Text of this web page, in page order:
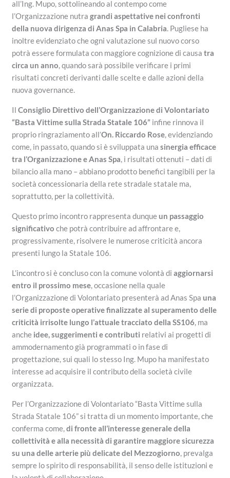
all’Ing. Mupo, sottolineando al contempo come
l’Organizzazione nutragrandi aspettative nei confronti
della nuova dirigenza di Anas Spa in Calabria. Pugliese ha
inoltre evidenziato che ogni valutazione sul nuovo corso
potrà essere formulata con maggiore cognizione di causatra
circa un anno, quando sarà possibile verificare i primi
risultati concreti derivanti dalle scelte e dalle azioni della
nuova governance.
IlConsiglio Direttivo dell’Organizzazione di Volontariato
“Basta Vittime sulla Strada Statale 106” infine rinnova il
proprio ringraziamento all’On. Riccardo Rose, evidenziando
come, in passato, quando si è sviluppata unasinergia efficace
tra l’Organizzazione e Anas Spa, i risultati ottenuti – dati di
bilancio alla mano – abbiano prodotto benefici tangibili per la
società concessionaria della rete stradale statale ma,
soprattutto, per la collettività.
Questo primo incontro rappresenta dunque un passaggio
significativo che potrà contribuire ad affrontare e,
progressivamente, risolvere le numerose criticità ancora
presenti lungo la Statale 106.
L’incontro si è concluso con la comune volontà diaggiornarsi
entro il prossimo mese, occasione nella quale
l’Organizzazione di Volontariato presenterà ad Anas Spa una
serie di proposte operative finalizzate al superamento delle
criticità irrisolte lungo l’attuale tracciato della SS106, ma
anche idee, suggerimenti e contributi relativi ai progetti di
ammodernamento già programmati o in fase di
progettazione, sui quali lo stesso Ing. Mupo ha manifestato
interesse ad acquisire il contributo della società civile
organizzata.
Per l’Organizzazione di Volontariato “Basta Vittime sulla
Strada Statale 106” si tratta di un momento importante, che
conferma come,di fronte all’interesse generale della
collettività e alla necessità di garantire maggiore sicurezza
su una delle arterie più delicate del Mezzogiorno, prevalga
sempre lo spirito di responsabilità, il senso delle istituzioni e